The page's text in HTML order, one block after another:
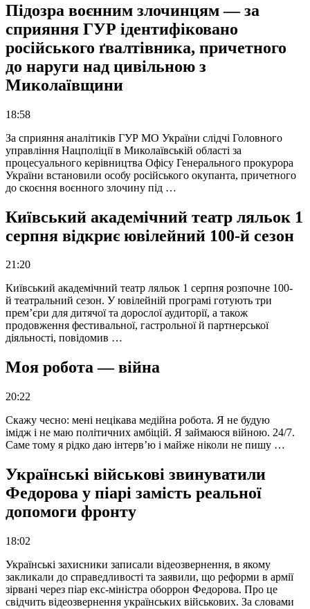
Підозра воєнним злочинцям — за
сприяння ГУР ідентифіковано
російського ґвалтівника, причетного
до наруги над цивільною з
Миколаївщини
18:58
За сприяння аналітиків ГУР МО України слідчі Головного
управління Нацполіції в Миколаївській області за
процесуального керівництва Офісу Генерального прокурора
України встановили особу російського окупанта, причетного
до скоєння воєнного злочину під …
Київський академічний театр ляльок 1
серпня відкриє ювілейний 100-й сезон
21:20
Київський академічний театр ляльок 1 серпня розпочне 100-
й театральний сезон. У ювілейній програмі готують три
прем’єри для дитячої та дорослої аудиторії, а також
продовження фестивальної, гастрольної й партнерської
діяльності, повідомив …
Моя робота — війна
20:22
Скажу чесно: мені нецікава медійна робота. Я не будую
імідж і не маю політичних амбіцій. Я займаюся війною. 24/7.
Саме тому я рідко даю інтерв’ю і майже ніколи не пишу …
Українські військові звинуватили
Федорова у піарі замість реальної
допомоги фронту
18:02
Українські захисники записали відеозвернення, в якому
закликали до справедливості та заявили, що реформи в армії
зірвані через піар екс-міністра оборрон Федорова. Про це
свідчить відеозвернення українських військових. За словами